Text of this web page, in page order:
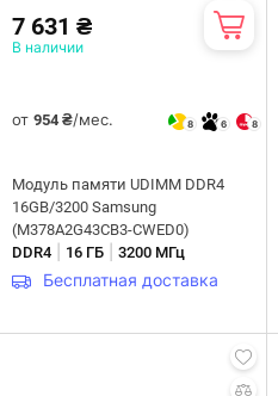
7 631 ₴
В наличии
от 954 ₴/мес. 8 6 8
Модуль памяти UDIMM DDR4
16GB/3200 Samsung
(M378A2G43CB3-CWED0)
DDR4
16 ГБ 3200 МГц
Бесплатная доставка